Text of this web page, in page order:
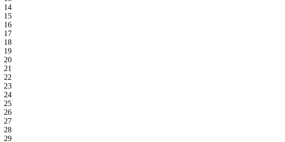
14
15
16
17
18
19
20
21
22
23
24
25
26
27
28
29